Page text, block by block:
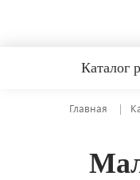
Каталог
Главная